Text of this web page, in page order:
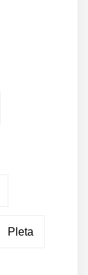
Pleta